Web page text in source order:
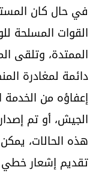
في حال كان
القوات المسلحة
الممتدة، وتلقى
دائمة لمغادرة
إعفاؤه من الخدمة
الجيش، أو تم
هذه الحالات،